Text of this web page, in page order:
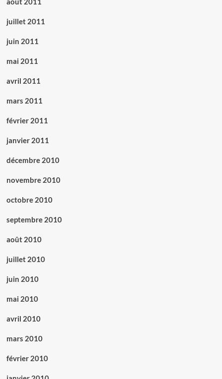
juillet 2011
juin 2011
mai 2011
avril 2011
mars 2011
février 2011
janvier 2011
décembre 2010
novembre 2010
octobre 2010
septembre 2010
août 2010
juillet 2010
juin 2010
mai 2010
avril 2010
mars 2010
février 2010